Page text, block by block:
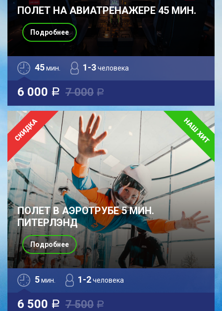
ПОЛЕТ НА АВИАТРЕНАЖЕРЕ 45 МИН.
45мин. 1-3человека
6 000 a 7 000 a
Подробнее
ПОЛЕТ В АЭРОТРУБЕ 5 МИН.
ПИТЕРЛЭНД
5мин. 1-2человека
6 500 a 7 500 a
Подробнее